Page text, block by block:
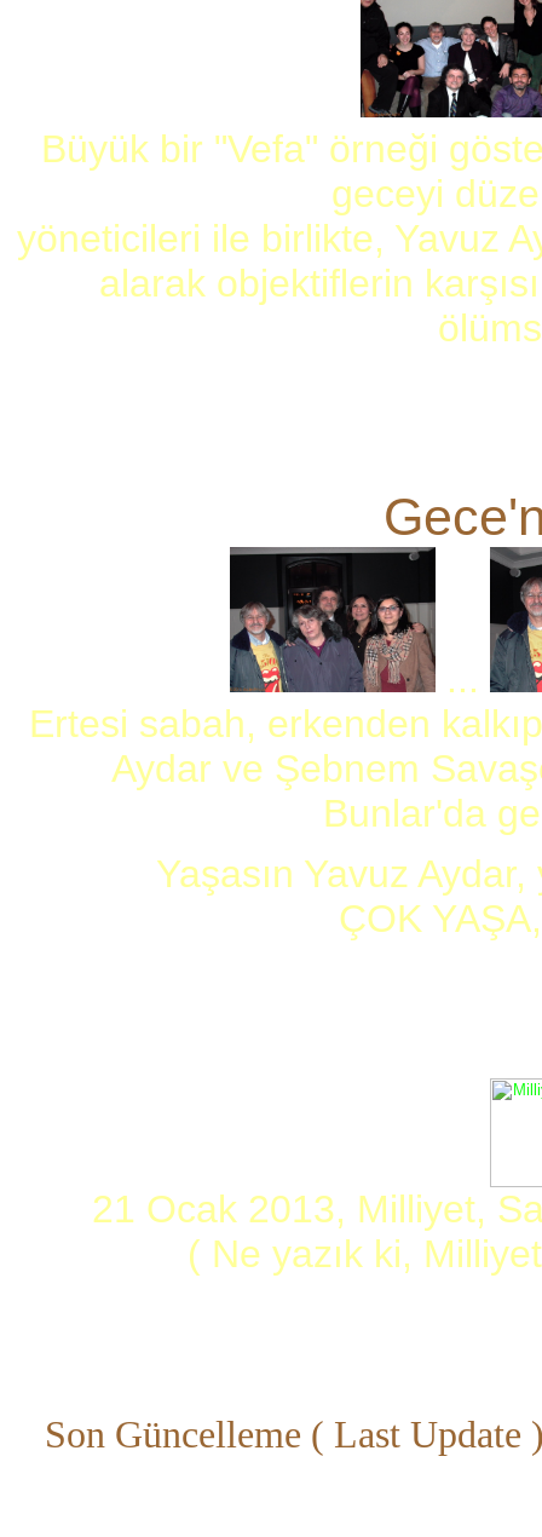
Büyük bir "Vefa" örneği
geceyi
yöneticileri ile birlikte, Yavuz
alarak objektiflerin
...
Ertesi sabah, erkenden
Aydar ve Şebnem
Bunlar'da
Yaşasın Yavuz
ÇOK
21 Ocak 2013, Milliyet,
( Ne yazık ki,
Son Güncelleme ( Last Update